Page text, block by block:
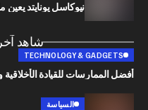
نيوكاسل يونايتد يعين ماتياس يايسله
شاهد آخر
TECHNOLOGY &
للقيادة الأخلاقية والمسؤولية